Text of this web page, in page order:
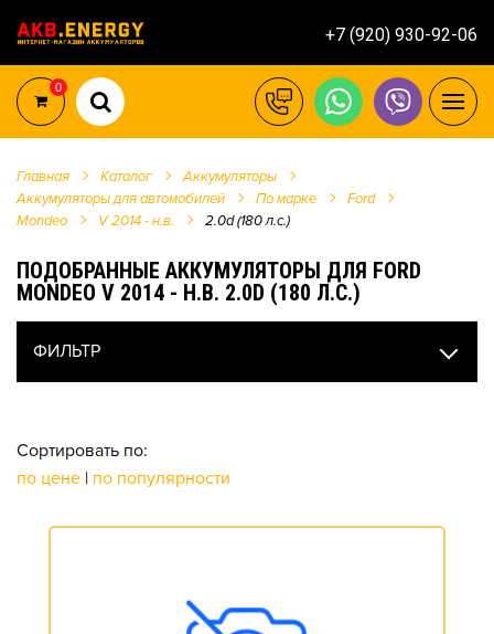
+7 (920) 930-92-06
0
Главная Каталог
Аккумуляторы
Аккумуляторы для автомобилей
По марке
Ford
Mondeo
V 2014 - н.в. 2.0d (180 л.с.)
ПОДОБРАННЫЕ АККУМУЛЯТОРЫ ДЛЯ FORD
MONDEO V 2014 - Н.В. 2.0D (180 Л.С.)
ФИЛЬТР
Сортировать по:
по цене | по популярности